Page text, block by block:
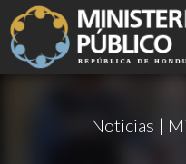
Noticias |